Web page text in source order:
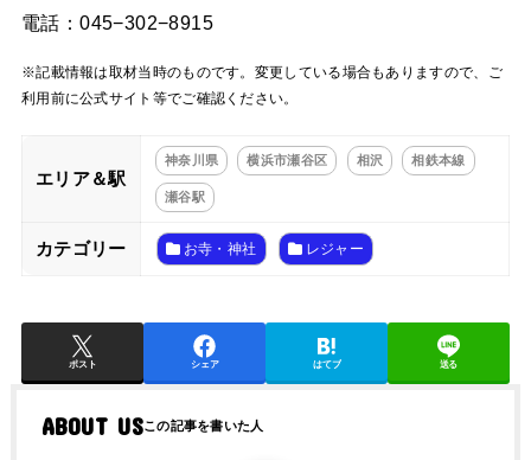
電話：045−302−8915
※記載情報は取材当時のものです。変更している場合もありますので、ご
利用前に公式サイト等でご確認ください。
エリア＆駅
神奈川県 横浜市瀬谷区 相沢 相鉄本線
瀬谷駅
カテゴリー お寺・神社 レジャー
ポスト シェア はてブ 送る
ABOUT US